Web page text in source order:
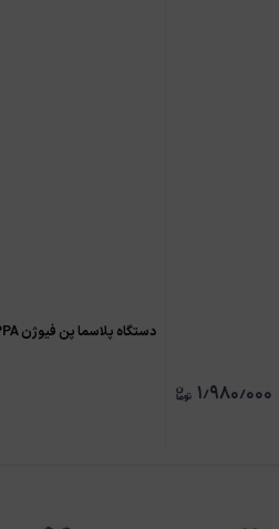
۱٫۹۸۰٫۰۰۰
دستگاه پلاسما پن فيوژن PPA